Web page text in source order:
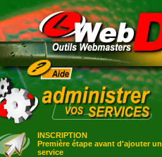
INSCRIPTION
Première étape avant d'ajouter un
service